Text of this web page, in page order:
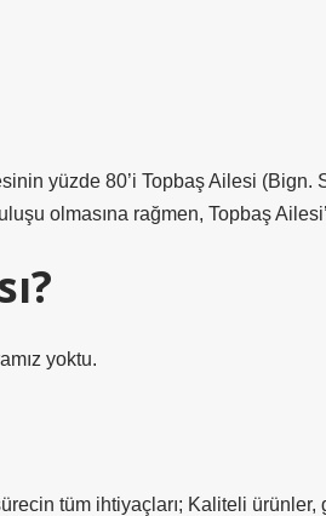
yüzde 80’i Topbaş Ailesi (Bign.
olmasına rağmen, Topbaş
yoktu.
tüm ihtiyaçları; Kaliteli ürünler,